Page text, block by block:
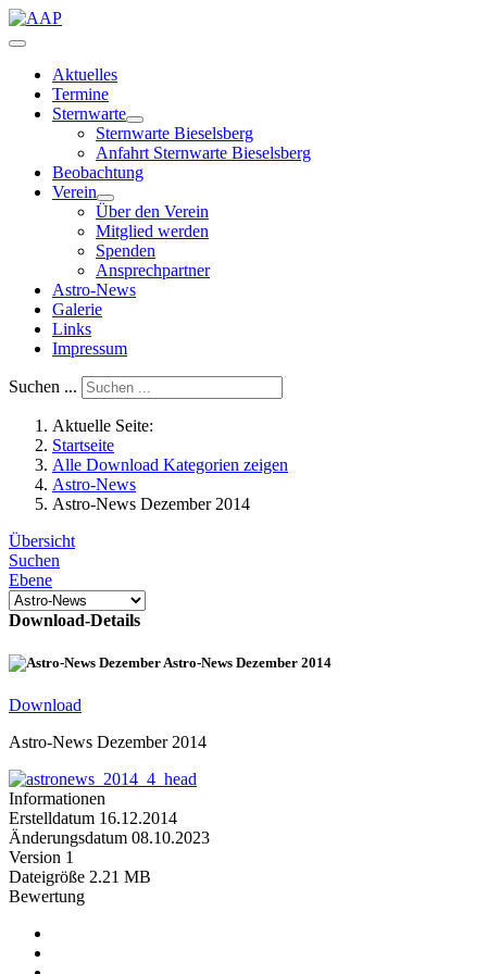
Aktuelles
Termine
Sternwarte
Sternwarte Bieselsberg
Anfahrt Sternwarte Bieselsberg
Beobachtung
Verein
Über den Verein
Mitglied werden
Spenden
Ansprechpartner
Astro-News
Galerie
Links
Impressum
Suchen ...
Aktuelle Seite:
Startseite
Alle Download Kategorien zeigen
Astro-News
Astro-News Dezember 2014
Übersicht
Suchen
Ebene
Download-Details
Astro-News Dezember 2014
Download
Astro-News Dezember 2014
Informationen
Erstelldatum 16.12.2014
Änderungsdatum 08.10.2023
Version 1
Dateigröße 2.21 MB
Bewertung